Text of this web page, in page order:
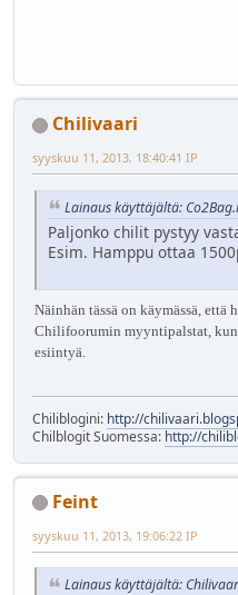
Chilivaari
syyskuu 11, 2013, 18:40:41 IP
Lainaus käyttäjältä:
Paljonko chilit pystyy
Esim. Hamppu ottaa
Näinhän tässä on käymässä, että
Chilifoorumin myyntipalstat,
esiintyä.
Chiliblogini: http://
Chilblogit Suomessa: http://
Feint
syyskuu 11, 2013, 19:06:22 IP
Lainaus käyttäjältä: